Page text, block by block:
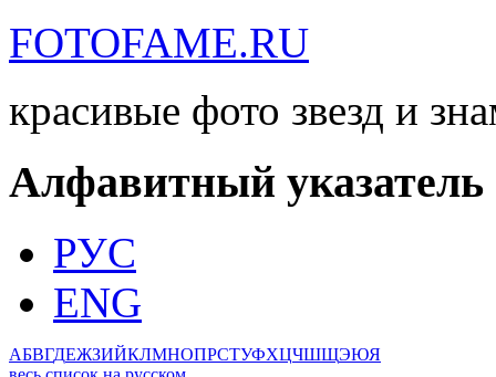
FOTOFAME.RU
красивые фото звезд и
Алфавитный указатель
РУС
ENG
АБВГДЕЖЗИЙКЛМНОПРСТУФХЦЧШЩЭЮЯ